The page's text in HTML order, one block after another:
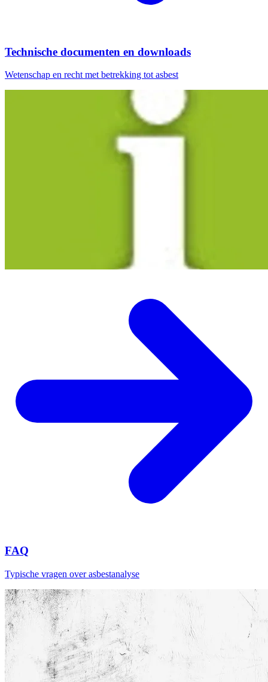
Technische documenten en downloads
Wetenschap en recht met betrekking tot asbest
FAQ
Typische vragen over asbestanalyse